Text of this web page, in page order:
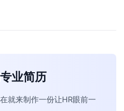
业简历
就来制作一份让HR眼前一